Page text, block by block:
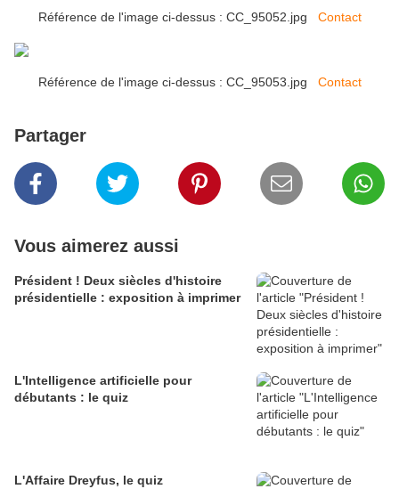
Référence de l'image ci-dessus : CC_95052.jpg Contact
Référence de l'image ci-dessus : CC_95053.jpg Contact
Partager
Vous aimerez aussi
Président ! Deux siècles d'histoire
présidentielle : exposition à imprimer
L'Intelligence artificielle pour
débutants : le quiz
L'Affaire Dreyfus, le quiz